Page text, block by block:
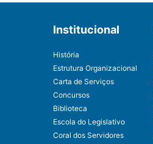
Institucional
História
Estrutura Organizacional
Carta de Serviços
Concursos
Biblioteca
Escola do Legislativo
Coral dos Servidores